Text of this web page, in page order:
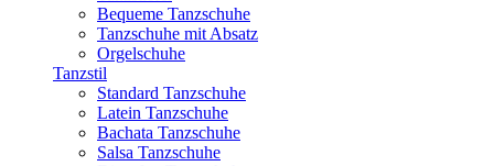
Bequeme Tanzschuhe
Tanzschuhe mit Absatz
Orgelschuhe
Tanzstil
Standard Tanzschuhe
Latein Tanzschuhe
Bachata Tanzschuhe
Salsa Tanzschuhe